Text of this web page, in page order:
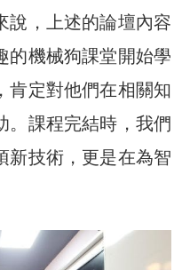
說，上述的論壇內容
的機械狗課堂開始學
肯定對他們在相關知
。課程完結時，我們
新技術，更是在為智